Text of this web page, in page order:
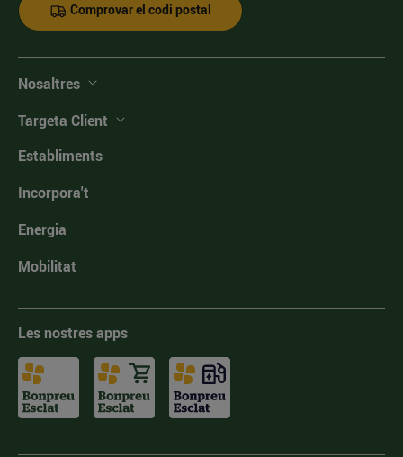
Comprovar el codi postal
Nosaltres
Targeta Client
Establiments
Incorpora't
Energia
Mobilitat
Les nostres apps